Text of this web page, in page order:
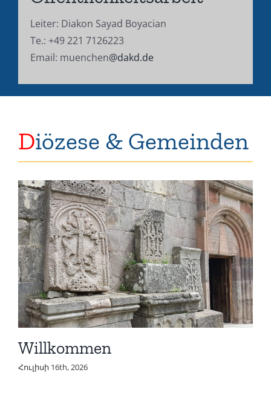
Leiter: Diakon Sayad Boyacian
Te.: +49 221 7126223
Email: muenchen@dakd.de
Diözese & Gemeinden
Willkommen
Հուլիսի 16th, 2026